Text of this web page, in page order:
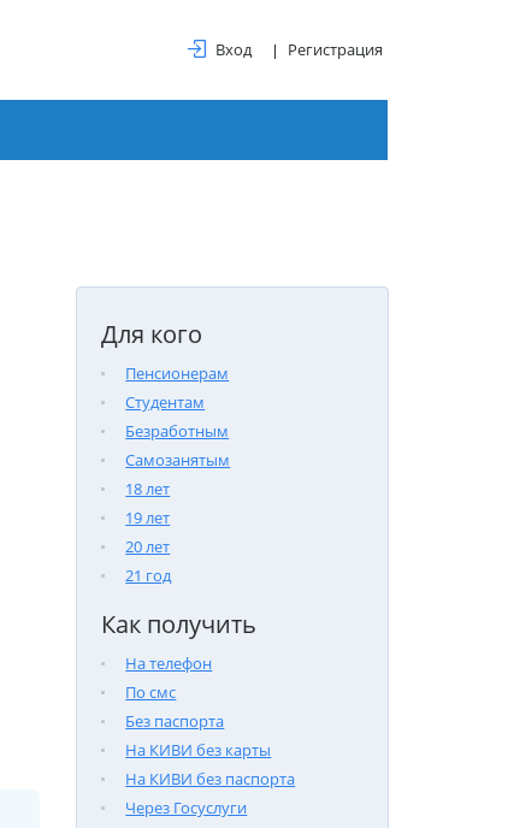
Вход Регистрация
Для кого
Пенсионерам
Студентам
Безработным
Самозанятым
18 лет
19 лет
20 лет
21 год
Как получить
На телефон
По смс
Без паспорта
На КИВИ без карты
На КИВИ без паспорта
Через Госуслуги